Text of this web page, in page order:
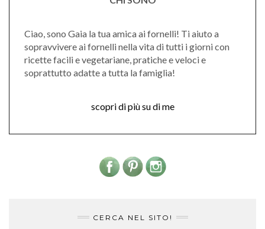
Ciao, sono Gaia la tua amica ai fornelli! Ti aiuto a
sopravvivere ai fornelli nella vita di tutti i giorni con
ricette facili e vegetariane, pratiche e veloci e
soprattutto adatte a tutta la famiglia!
scopri di più su di me
CERCA NEL SITO!